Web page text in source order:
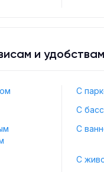
и удобствам
С
С
С
С